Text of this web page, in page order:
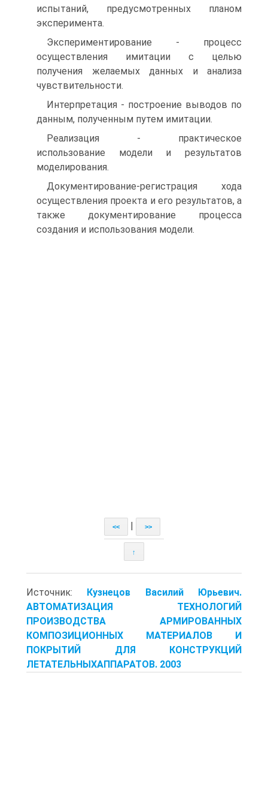
испытаний, предусмотренных планом
эксперимента.
Экспериментирование - процесс
осуществления имитации с целью
получения желаемых данных и анализа
чувствительности.
Интерпретация - построение выводов по
данным, полученным путем имитации.
Реализация - практическое
использование модели и результатов
моделирования.
Документирование-регистрация хода
осуществления проекта и его результатов, а
также документирование процесса
создания и использования модели.
<< >>
↑
Источник: Кузнецов Василий Юрьевич.
АВТОМАТИЗАЦИЯ ТЕХНОЛОГИЙ
ПРОИЗВОДСТВА АРМИРОВАННЫХ
КОМПОЗИЦИОННЫХ МАТЕРИАЛОВ И
ПОКРЫТИЙ ДЛЯ КОНСТРУКЦИЙ
ЛЕТАТЕЛЬНЫХАППАРАТОВ. 2003